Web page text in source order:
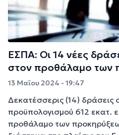
ΕΣΠΑ: Οι 14 νέες
στον προθάλαμο των
13 Μαΐου 2024 - 19:47
Δεκατέσσερις (14) δράσεις
προϋπολογισμού 612 εκατ.
προθάλαμο των